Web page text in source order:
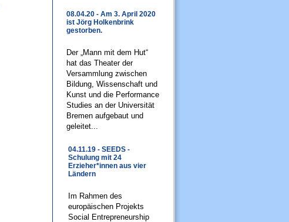
08.04.20 - Am 3. April 2020
ist Jörg Holkenbrink
gestorben.
Der „Mann mit dem Hut“
hat das Theater der
Versammlung zwischen
Bildung, Wissenschaft und
Kunst und die Performance
Studies an der Universität
Bremen aufgebaut und
geleitet...
04.11.19 - SEEDS -
Schulung mit 24
Erzieher*innen aus vier
Ländern
Im Rahmen des
europäischen Projekts
Social Entrepreneurship